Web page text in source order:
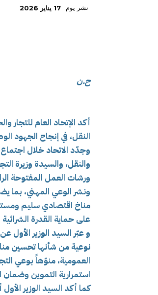
نشر يوم 17 يناير 2026
ح.ن
أكد الإتحاد العام للتجار
النقل، في إنجاح الجهود
وجدّد الاتحاد خلال
والنقل، والسيدة وزيرة
ورشات العمل المفتوحة
ونشر الوعي المهني، بما
مناخ اقتصادي سليم
على حماية القدرة
و عبّر السيد الوزير الأول
نوعية من شأنها تحسين
العمومية، منوّهاً بوعي
استمرارية التموين
كما أكد السيد الوزير